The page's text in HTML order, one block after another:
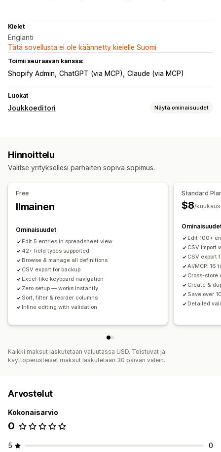
Kielet
Englanti
Tätä sovellusta ei ole käännetty kielelle Suomi
Toimii seuraavan kanssa:
Shopify Admin ChatGPT (via MCP) Claude (via MCP)
Luokat
Joukkoeditori Näytä ominaisuudet
Hinnoittelu
Valitse yrityksellesi parhaiten sopiva sopimus.
Free
Ilmainen
Ominaisuudet
Edit 5 entries in spreadsheet view
42+ field types supported
Browse & manage all definitions
CSV export for backup
Excel-like keyboard navigation
Zero setup — works instantly
Sort, filter & reorder columns
Inline editing with validation
Standard
$8/
Edit 100+
CSV import
CSV export
AI/MCP: 16
Cross-store
Create &
Save over
Detailed
Kaikki maksut laskutetaan valuutassa USD. Toistuvat ja
käyttöperusteiset maksut laskutetaan 30 päivän välein.
Arvostelut
Kokonaisarvio
0
5 0